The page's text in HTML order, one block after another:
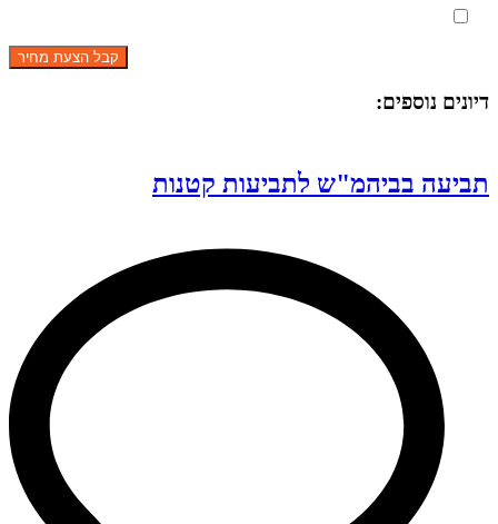
דיונים נוספים:
תביעה בביהמ"ש לתביעות קטנות